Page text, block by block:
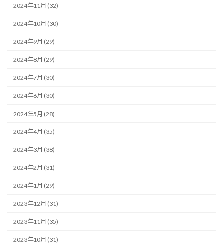
2024年11月 (32)
2024年10月 (30)
2024年9月 (29)
2024年8月 (29)
2024年7月 (30)
2024年6月 (30)
2024年5月 (28)
2024年4月 (35)
2024年3月 (38)
2024年2月 (31)
2024年1月 (29)
2023年12月 (31)
2023年11月 (35)
2023年10月 (31)